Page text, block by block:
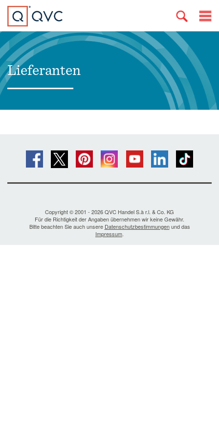
Lieferanten
Copyright © 2001 - 2026 QVC Handel S.à r.l. & Co. KG
Für die Richtigkeit der Angaben übernehmen wir keine Gewähr.
Bitte beachten Sie auch unsere Datenschutzbestimmungenund das
Impressum.